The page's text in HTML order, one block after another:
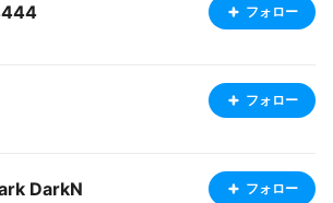
フォロー
フォロー
DarkN フォロー